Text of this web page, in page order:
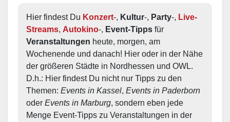
Hier findest Du Konzert-, Kultur-, Party-, Live-
Streams, Autokino-, Event-Tipps
Veranstaltungen heute, morgen, am
Wochenende und danach! Hier oder in der Nähe
der größeren Städte in Nordhessen und OWL.
D.h.: Hier findest Du nicht nur Tipps zu den
Themen: Events in Kassel, Events in Paderborn
oder Events in Marburg, sondern eben jede
Menge Event-Tipps zu Veranstaltungen in der